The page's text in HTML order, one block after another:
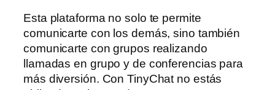
Esta plataforma no solo te permite
comunicarte con los demás, sino también
comunicarte con grupos realizando
llamadas en grupo y de conferencias para
más diversión. Con TinyChat no estás